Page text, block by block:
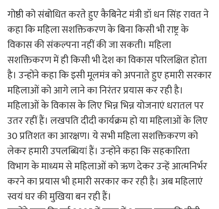
गोष्ठी को संबोधित करते हुए कैबिनेट मंत्री डॉ धन सिंह रावत ने
कहा कि महिला सशक्तिकरण के बिना किसी भी राष्ट्र के
विकास की संकल्पना नहीं की जा सकती। महिला
सशक्तिकरण में ही किसी भी देश का विकास परिलक्षित होता
है। उन्होंने कहा कि इसी मूलमंत्र को अपनाते हुए हमारी सरकार
महिलाओं को आगे लाने का निरंतर प्रयास कर रही है।
महिलाओं के विकास के लिए भिन्न भिन्न योजनाएं धरातल पर
उतर रहीं हैं। लखपति दीदी कार्यक्रम हो या महिलाओं के लिए
30 प्रतिशत का आरक्षण। ये सभी महिला सशक्तिकरण को
लेकर हमारी उपलब्धियां हैं। उन्होंने कहा कि सहकारिता
विभाग के माध्यम से महिलाओं को ऋण देकर उन्हें आत्मनिर्भर
करने का प्रयास भी हमारी सरकार कर रही है। अब महिलाएं
स्वयं घर की मुखिया बन रही हैं।